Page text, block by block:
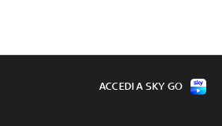
ACCEDI A SKY GO